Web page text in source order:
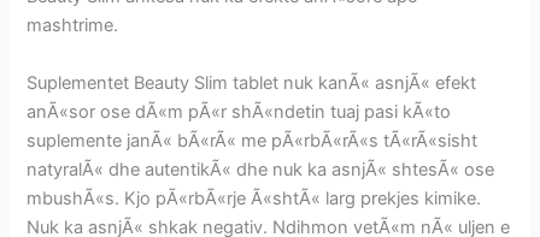
mashtrime.
Suplementet Beauty Slim tablet nuk kanÃ« asnjÃ« efekt
anÃ«sor ose dÃ«m pÃ«r shÃ«ndetin tuaj pasi kÃ«to
suplemente janÃ« bÃ«rÃ« me pÃ«rbÃ«rÃ«s tÃ«rÃ«sisht
natyralÃ« dhe autentikÃ« dhe nuk ka asnjÃ« shtesÃ« ose
mbushÃ«s. Kjo pÃ«rbÃ«rje Ã«shtÃ« larg prekjes kimike.
Nuk ka asnjÃ« shkak negativ. Ndihmon vetÃ«m nÃ« uljen e